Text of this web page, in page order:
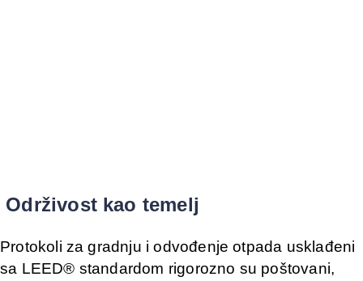
Održivost kao temelj
Protokoli za gradnju i odvođenje otpada usklađeni
sa LEED® standardom rigorozno su poštovani,